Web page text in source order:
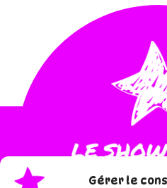
Gérer le